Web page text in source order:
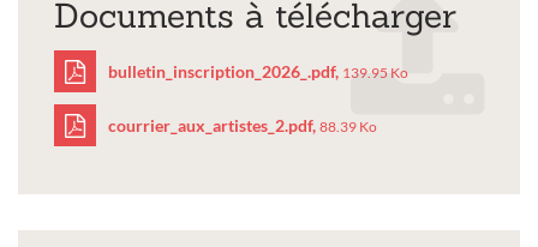
Documents à télécharger
bulletin_inscription_2026_.pdf, 139.95 Ko
courrier_aux_artistes_2.pdf, 88.39 Ko